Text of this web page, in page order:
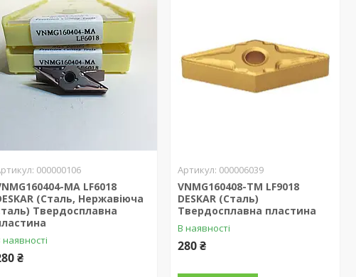
000000106
MA LF6018
(Сталь, Нержавіюча
Твердосплавна
наявності
₴
000006039
VNMG160408-TM LF9018
DESKAR (Сталь)
Твердосплавна пластина
В наявності
280 ₴